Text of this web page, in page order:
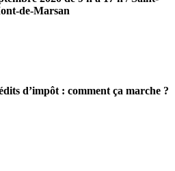
de-Marsan
d’impôt : comment ça marche ?